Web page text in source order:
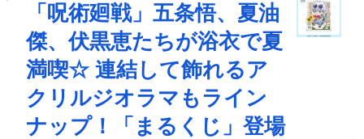
「呪術廻戦」五条悟、夏油
傑、伏黒恵たちが浴衣で夏
満喫☆ 連結して飾れるア
クリルジオラマもライン
ナップ！「まるくじ」登場